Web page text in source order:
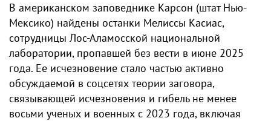
В американском заповеднике Карсон (штат Нью-
Мексико) найдены останки Мелиссы Касиас,
сотрудницы Лос-Аламосской национальной
лаборатории, пропавшей без вести в июне 2025
года. Ее исчезновение стало частью активно
обсуждаемой в соцсетях теории заговора,
связывающей исчезновения и гибель не менее
восьми ученых и военных с 2023 года, включая